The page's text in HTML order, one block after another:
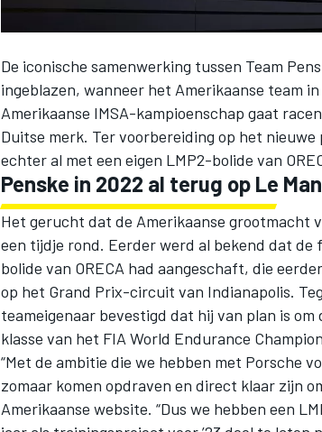
DTM
De iconische samenwerking tussen Team
ingeblazen, wanneer het Amerikaanse team
Amerikaanse IMSA-kampioenschap gaat
Duitse merk. Ter voorbereiding op het
echter al met een eigen LMP2-bolide van
Penske in 2022 al terug op Le
Het gerucht dat de Amerikaanse grootmacht
een tijdje rond. Eerder werd al bekend dat de
bolide van ORECA had aangeschaft, die
op het Grand Prix-circuit van Indianapolis.
teameigenaar bevestigd dat hij van plan is
klasse van het FIA World Endurance
“Met de ambitie die we hebben met Porsche
zomaar komen opdraven en direct klaar zijn
Amerikaanse website. “Dus we hebben een